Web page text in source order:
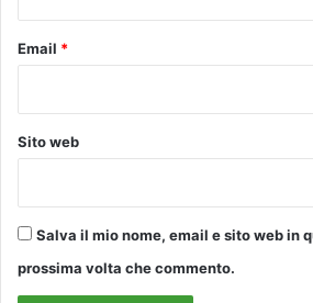
1
a
m
o
a
Email *
Sito web
Salva il mio nome, email e sito web in
prossima volta che commento.